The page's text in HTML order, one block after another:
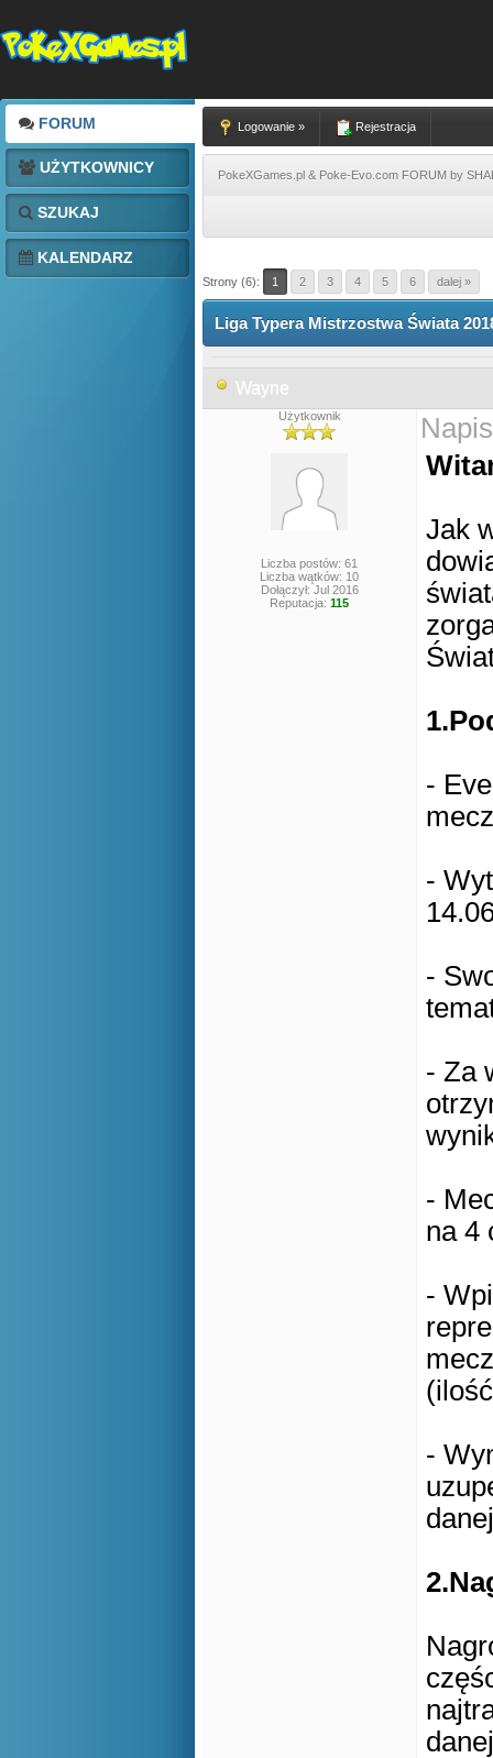
FORUM
UŻYTKOWNICY
SZUKAJ
KALENDARZ
Logowanie » Rejestracja
PokeXGames.pl & Poke-Evo.com FORUM by
Strony (6): 1 2 3 4 5 6 dalej »
Liga Typera Mistrzostwa Świata
Wayne
Użytkownik
Liczba postów: 61
Liczba wątków: 10
Dołączył: Jul 2016
Reputacja: 115
Jak
-
-
-
- Za
-
na 4
-
-